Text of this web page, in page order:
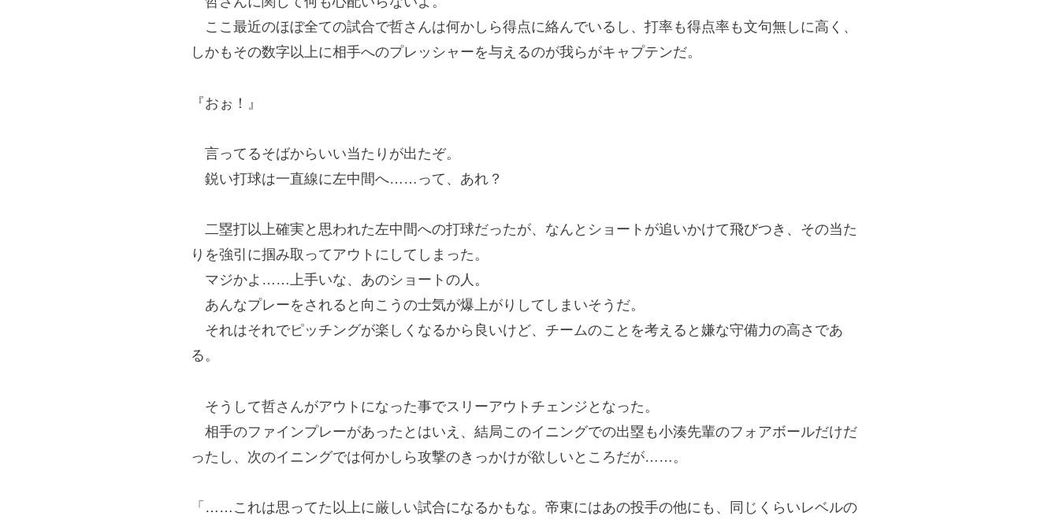
ここ最近のほぼ全ての試合で哲さんは何かしら得点に絡んでいるし、打率も得点率も文句無しに高く、
しかもその数字以上に相手へのプレッシャーを与えるのが我らがキャプテンだ。
『おぉ！』
言ってるそばからいい当たりが出たぞ。
鋭い打球は一直線に左中間へ……って、あれ？
二塁打以上確実と思われた左中間への打球だったが、なんとショートが追いかけて飛びつき、その当た
りを強引に掴み取ってアウトにしてしまった。
マジかよ……上手いな、あのショートの人。
あんなプレーをされると向こうの士気が爆上がりしてしまいそうだ。
それはそれでピッチングが楽しくなるから良いけど、チームのことを考えると嫌な守備力の高さであ
る。
そうして哲さんがアウトになった事でスリーアウトチェンジとなった。
相手のファインプレーがあったとはいえ、結局このイニングでの出塁も小湊先輩のフォアボールだけだ
ったし、次のイニングでは何かしら攻撃のきっかけが欲しいところだが……。
「……これは思ってた以上に厳しい試合になるかもな。帝東にはあの投手の他にも、同じくらいレベルの